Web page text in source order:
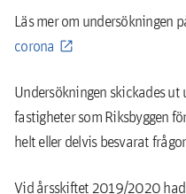
Läs mer om undersökningen
corona
Undersökningen skickades
fastigheter som Riksbyggen
helt eller delvis besvarat
Vid årsskiftet 2019/2020